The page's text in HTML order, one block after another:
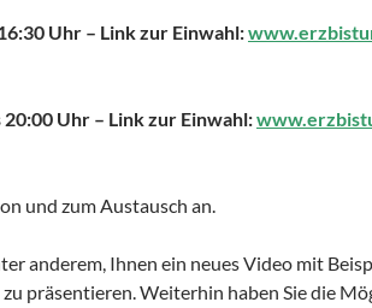
Uhr – Link zur Einwahl:
Uhr – Link zur Einwahl:
und zum Austausch an.
anderem, Ihnen ein neues Video mit
präsentieren. Weiterhin haben Sie die